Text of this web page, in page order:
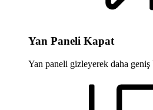
Yan Paneli Kapat
Yan paneli gizleyerek daha geniş